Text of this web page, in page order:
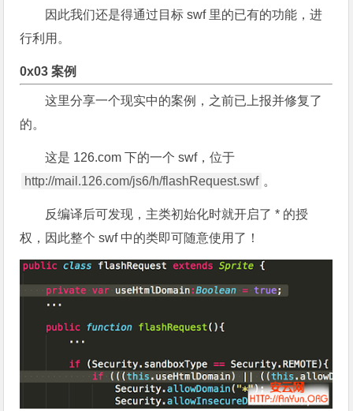
因此我们还是得通过目标 swf 里的已有的功能，进
行利用。
0x03 案例
这里分享一个现实中的案例，之前已上报并修复了
的。
这是 126.com 下的一个 swf，位于
http://mail.126.com/js6/h/flashRequest.swf 。
反编译后可发现，主类初始化时就开启了 * 的授
权，因此整个 swf 中的类即可随意使用了！